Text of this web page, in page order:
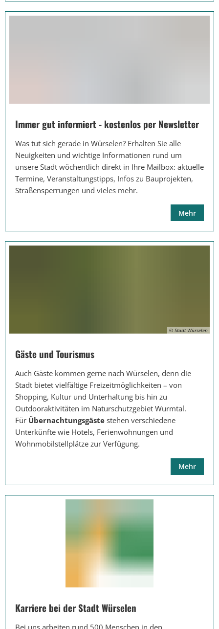
Immer gut informiert - kostenlos per Newsletter
Was tut sich gerade in Würselen? Erhalten Sie alle
Neuigkeiten und wichtige Informationen rund um
unsere Stadt wöchentlich direkt in Ihre Mailbox: aktuelle
Termine, Veranstaltungstipps, Infos zu Bauprojekten,
Straßensperrungen und vieles mehr.
Mehr
© Stadt Würselen
Gäste und Tourismus
Auch Gäste kommen gerne nach Würselen, denn die
Stadt bietet vielfältige Freizeitmöglichkeiten – von
Shopping, Kultur und Unterhaltung bis hin zu
Outdooraktivitäten im Naturschutzgebiet Wurmtal.
Für Übernachtungsgäste stehen verschiedene
Unterkünfte wie Hotels, Ferienwohnungen und
Wohnmobilstellplätze zur Verfügung.
Mehr
Karriere bei der Stadt Würselen
Bei uns arbeiten rund 500 Menschen in den